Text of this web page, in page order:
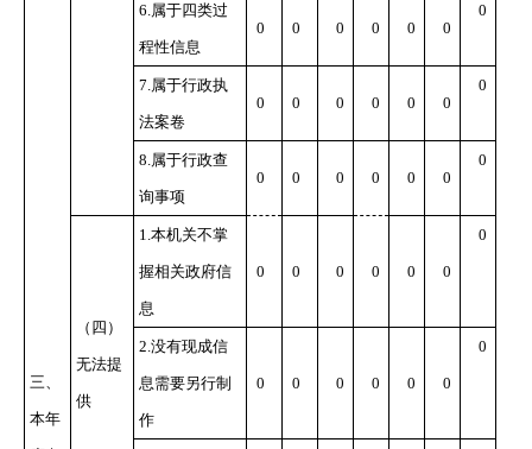
三、
本年
6.属于四类过
程性信息
0 0 0 0 0 0
0
7.属于行政执
法案卷
0 0 0 0 0 0
0
8.属于行政查
询事项
0 0 0 0 0 0
0
（四）
无法提
供
1.本机关不掌
握相关政府信
息
0 0 0 0 0 0
0
2.没有现成信
息需要另行制
作
0 0 0 0 0 0
0